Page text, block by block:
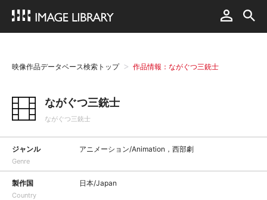
映像作品データベース検索トップ 作品情報：ながぐつ三銃士
ながぐつ三銃士
ながぐつ三銃士
ジャンル
Genre
アニメーション/Animation，西部劇
製作国
Country
日本/Japan